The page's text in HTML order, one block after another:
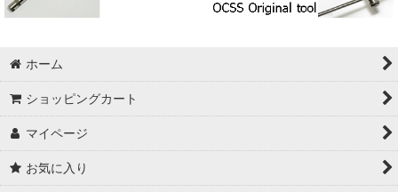
ホーム
ショッピングカート
マイページ
お気に入り